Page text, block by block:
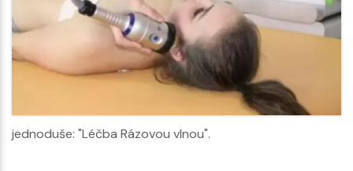
jednoduše: "Léčba Rázovou vlnou".